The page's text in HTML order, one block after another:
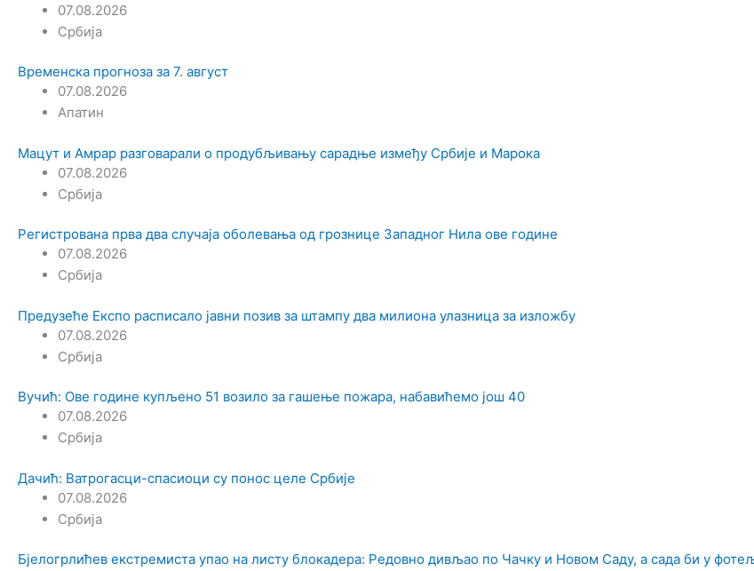
07.08.2026
Србија
Временска прогноза за 7. август
07.08.2026
Апатин
Мацут и Амрар разговарали о продубљивању сарадње између Србије и Марока
07.08.2026
Србија
Регистрована прва два случаја оболевања од грознице Западног Нила ове године
07.08.2026
Србија
Предузеће Експо расписало јавни позив за штампу два милиона улазница за изложбу
07.08.2026
Србија
Вучић: Ове године купљено 51 возило за гашење пожара, набавићемо још 40
07.08.2026
Србија
Дачић: Ватрогасци-спасиоци су понос целе Србије
07.08.2026
Србија
Бјелогрлићев екстремиста упао на листу блокадера: Редовно дивљао по Чачку и Новом Саду, а сада би у